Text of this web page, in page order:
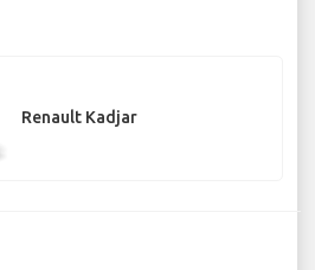
Renault Kadjar